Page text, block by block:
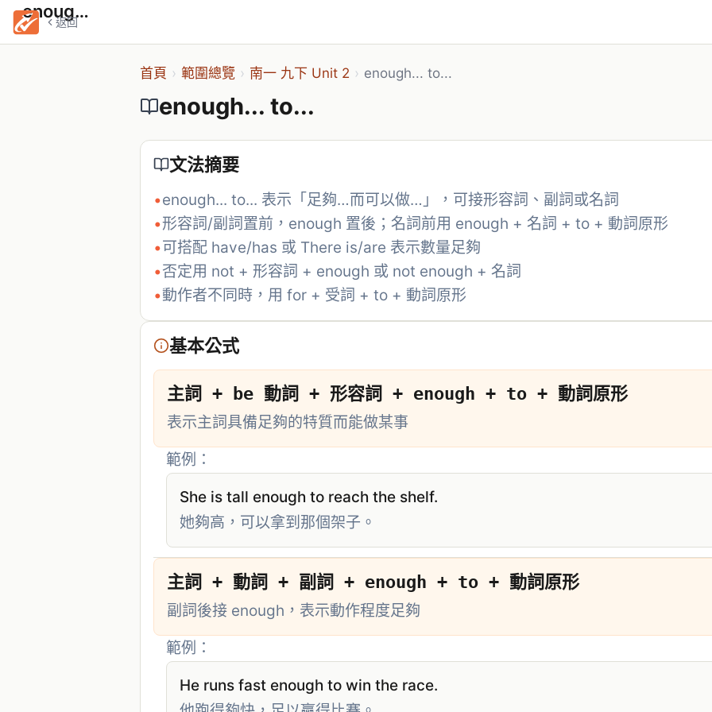
返回enough... to...
首頁 › 範圍總覽 › 南一 九下 Unit 2 › enough... to...
enough... to...
文法摘要
•enough... to... 表示「足夠…而可以做…」，可接形容詞、副詞或名詞
•形容詞/副詞置前，enough 置後；名詞前用 enough + 名詞 + to + 動詞原形
•可搭配 have/has 或 There is/are 表示數量足夠
•否定用 not + 形容詞 + enough 或 not enough + 名詞
•動作者不同時，用 for + 受詞 + to + 動詞原形
基本公式
主詞 + be 動詞 + 形容詞 + enough + to + 動詞原形
表示主詞具備足夠的特質而能做某事
範例：
She is tall enough to reach the shelf.
她夠高，可以拿到那個架子。
主詞 + 動詞 + 副詞 + enough + to + 動詞原形
副詞後接 enough，表示動作程度足夠
範例：
He runs fast enough to win the race.